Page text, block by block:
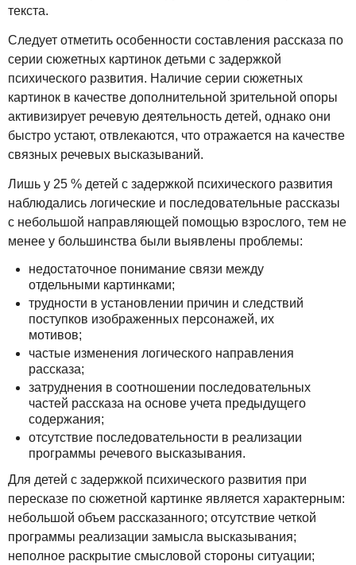
текста.
Следует отметить особенности составления рассказа по
серии сюжетных картинок детьми с задержкой
психического развития. Наличие серии сюжетных
картинок в качестве дополнительной зрительной опоры
активизирует речевую деятельность детей, однако они
быстро устают, отвлекаются, что отражается на качестве
связных речевых высказываний.
Лишь у 25 % детей с задержкой психического развития
наблюдались логические и последовательные рассказы
с небольшой направляющей помощью взрослого, тем не
менее у большинства были выявлены проблемы:
недостаточное понимание связи между
отдельными картинками;
трудности в установлении причин и следствий
поступков изображенных персонажей, их
мотивов;
частые изменения логического направления
рассказа;
затруднения в соотношении последовательных
частей рассказа на основе учета предыдущего
содержания;
отсутствие последовательности в реализации
программы речевого высказывания.
Для детей с задержкой психического развития при
пересказе по сюжетной картинке является характерным:
небольшой объем рассказанного; отсутствие четкой
программы реализации замысла высказывания;
неполное раскрытие смысловой стороны ситуации;